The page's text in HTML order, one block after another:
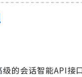
的会话智能API接